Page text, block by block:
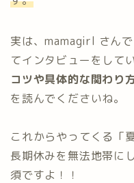
実は、mamagirl さん
てインタビューをして
コツや具体的な関わり
を読んでくださいね。
これからやってくる「
長期休みを無法地帯に
須ですよ！！